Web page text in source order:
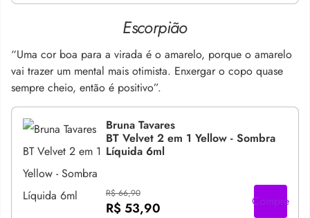
Escorpião
“Uma cor boa para a virada é o amarelo, porque o amarelo
vai trazer um mental mais otimista. Enxergar o copo quase
sempre cheio, então é positivo”.
Bruna Tavares
BT Velvet 2 em 1 Yellow - Sombra
Líquida 6ml
R$ 66,90
R$ 53,90 Compre